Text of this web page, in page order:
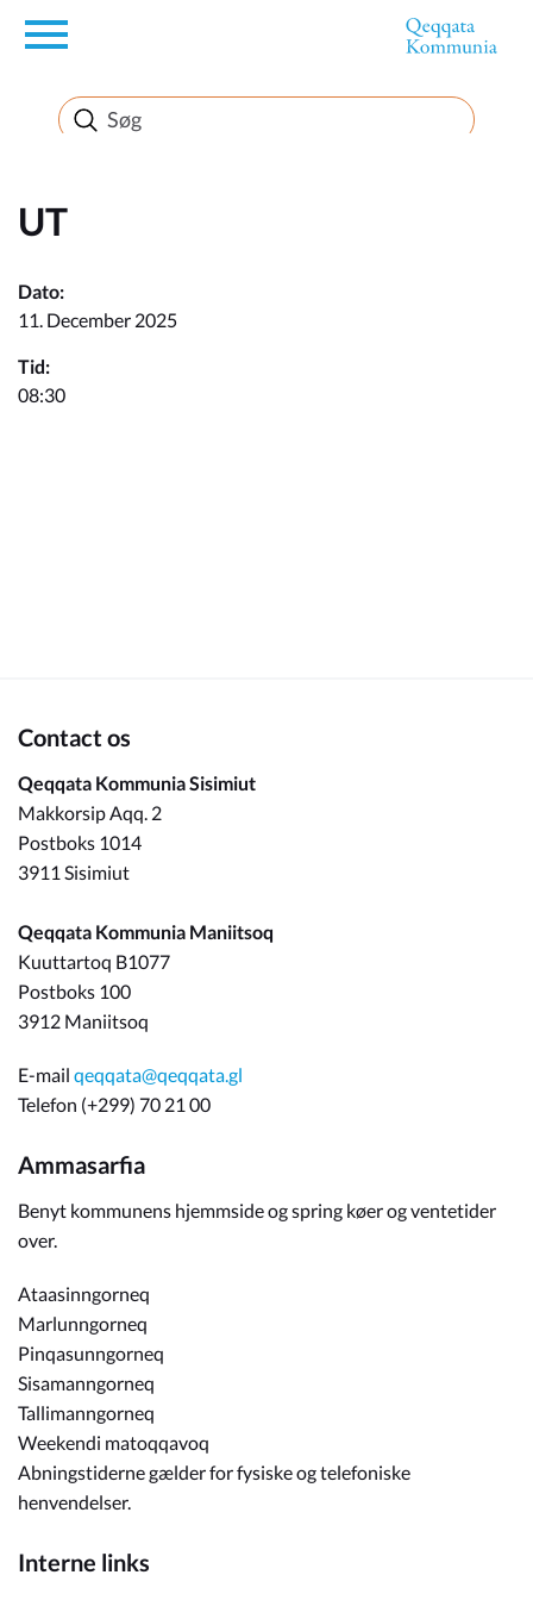
en
Borger
Erhverv
Politik
Turisme
UT
Dato:
11. December 2025
Tid:
08:30
Contact os
Qeqqata Kommunia Sisimiut
Makkorsip Aqq. 2
Postboks 1014
3911 Sisimiut
Qeqqata Kommunia Maniitsoq
Kuuttartoq B1077
Postboks 100
3912 Maniitsoq
E-mail qeqqata@qeqqata.gl
Telefon (+299) 70 21 00
Ammasarfia
Benyt kommunens hjemmside og spring køer og ventetider
over.
Ataasinngorneq
Marlunngorneq
Pinqasunngorneq
Sisamanngorneq
Tallimanngorneq
Weekendi matoqqavoq
Abningstiderne gælder for fysiske og telefoniske
henvendelser.
Interne links